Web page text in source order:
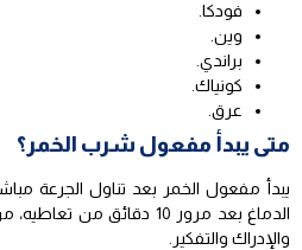
فودكا.
وين.
براندي.
كونياك.
عرق.
متى يبدأ مفعول شرب الخمر؟
يبدأ مفعول الخمر بعد تناول الجرعة
الدماغ بعد مرور 10 دقائق
والإدراك والتفكير.